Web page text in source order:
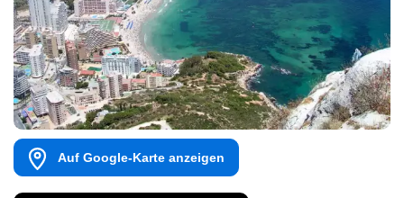
Auf Google-Karte anzeigen